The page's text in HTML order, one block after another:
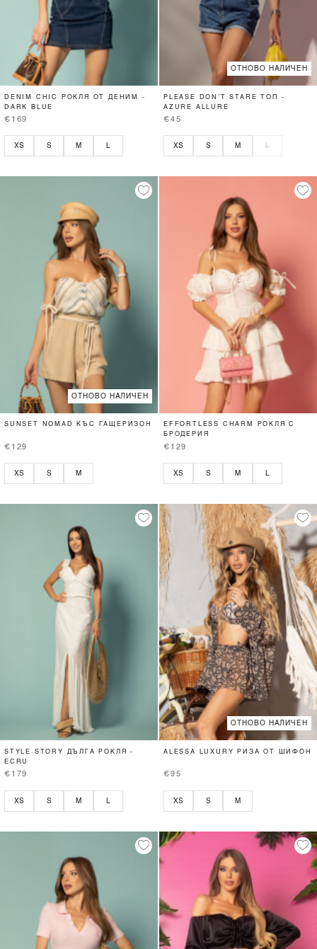
DENIM CHIC РОКЛЯ ОТ ДЕНИМ -
DARK BLUE
€169
XS S M L
ОТНОВО НАЛИЧЕН
PLEASE DON’T STARE ТОП -
AZURE ALLURE
€45
XS S M L
ОТНОВО НАЛИЧЕН
SUNSET NOMAD КЪС ГАЩЕРИЗОН
€129
XS S M
EFFORTLESS CHARM РОКЛЯ С
БРОДЕРИЯ
€129
XS S M
STYLE STORY ДЪЛГА РОКЛЯ -
ECRU
€179
XS S M
ОТНОВО НАЛИЧЕН
ALESSA LUXURY РИЗА ОТ ШИФОН
€95
XS S M